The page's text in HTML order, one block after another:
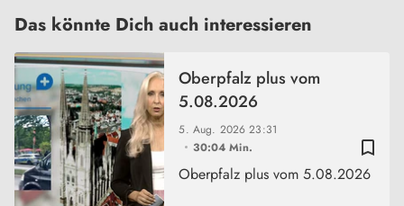
Das könnte Dich auch interessieren
bookmark_border
5. Aug. 202623:31
30:04 Min.
Oberpfalz plus vom
5.08.2026
Oberpfalz plus vom 5.08.2026